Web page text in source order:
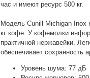
час и имеют ресурс 500 кг.
Модель Cunill Michigan Inox
кг кофе. У кофемолки
практичной нержавейки.
обеспечивает сохранность
Уровень шума: 77 дБ